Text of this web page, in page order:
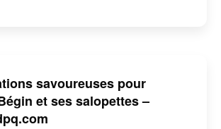
savoureuses pour
et ses salopettes –